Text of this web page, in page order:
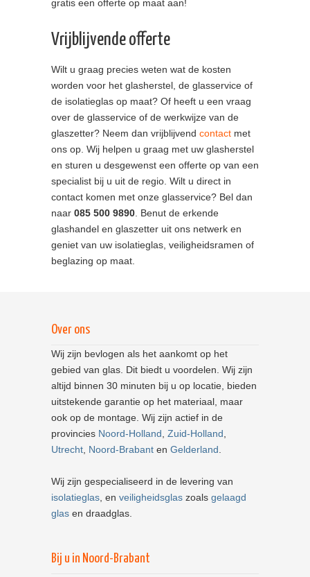
gratis een offerte op maat aan!
Vrijblijvende offerte
Wilt u graag precies weten wat de kosten
worden voor het glasherstel, de glasservice of
de isolatieglas op maat? Of heeft u een vraag
over de glasservice of de werkwijze van de
glaszetter? Neem dan vrijblijvend contact met
ons op. Wij helpen u graag met uw glasherstel
en sturen u desgewenst een offerte op van een
specialist bij u uit de regio. Wilt u direct in
contact komen met onze glasservice? Bel dan
naar 085 500 9890 . Benut de erkende
glashandel en glaszetter uit ons netwerk en
geniet van uw isolatieglas, veiligheidsramen of
beglazing op maat.
Over ons
Wij zijn bevlogen als het aankomt op het
gebied van glas. Dit biedt u voordelen. Wij zijn
altijd binnen 30 minuten bij u op locatie, bieden
uitstekende garantie op het materiaal, maar
ook op de montage. Wij zijn actief in de
provincies Noord-Holland Zuid-Holland
Utrecht Noord-Brabant en Gelderland
Wij zijn gespecialiseerd in de levering van
isolatieglas , en veiligheidsglas zoals gelaagd
glas en draadglas.
Bij u in Noord-Brabant